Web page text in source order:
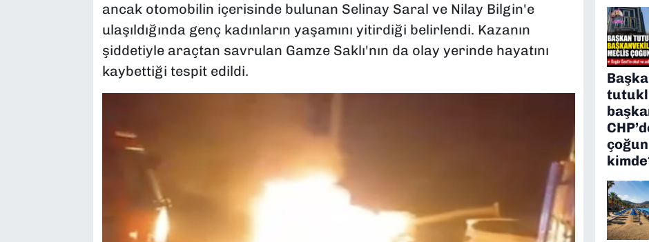
ancak otomobilin içerisinde bulunan Selinay Saral ve Nilay Bilgin'e
ulaşıldığında genç kadınların yaşamını yitirdiği belirlendi. Kazanın
şiddetiyle araçtan savrulan Gamze Saklı'nın da olay yerinde hayatını
kaybettiği tespit edildi.